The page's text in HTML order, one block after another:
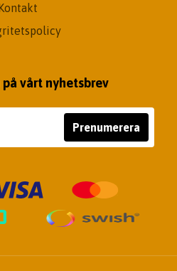
på vårt nyhetsbrev
Prenumerera